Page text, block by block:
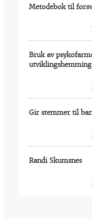
Metodebok til
Bruk av
utviklingshemming
Gir stemmer til
Randi Skumsnes